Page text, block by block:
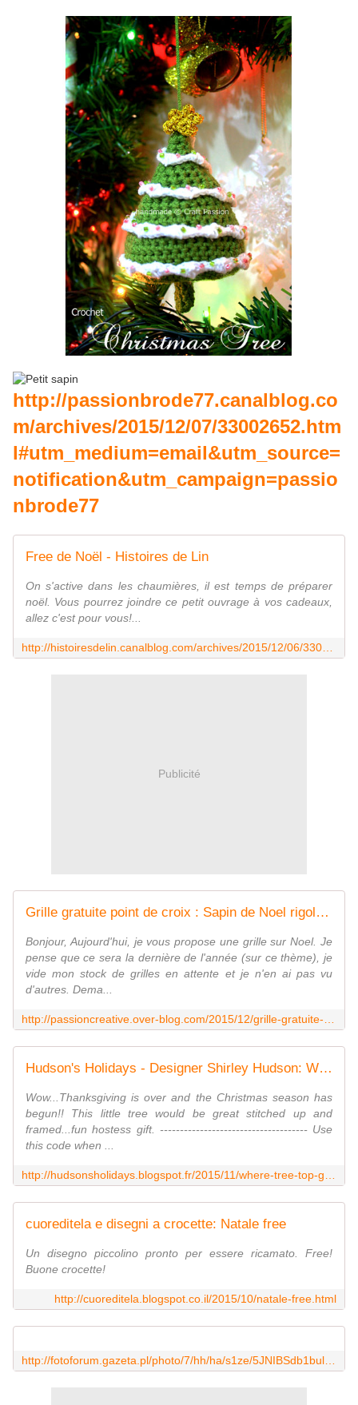
http://passionbrode77.canalblog.co
m/archives/2015/12/07/33002652.htm
l#utm_medium=email&utm_source=
notification&utm_campaign=passio
nbrode77
Free de Noël - Histoires de Lin
On s'active dans les chaumières, il est temps de préparer
noël. Vous pourrez joindre ce petit ouvrage à vos cadeaux,
allez c'est pour vous!...
Publicité
Grille gratuite point de croix : Sapin de Noel rigolo - Le blog de Isabelle
Bonjour, Aujourd'hui, je vous propose une grille sur Noel. Je
pense que ce sera la dernière de l'année (sur ce thème), je
vide mon stock de grilles en attente et je n'en ai pas vu
d'autres. Dema...
Hudson's Holidays - Designer Shirley Hudson: Where the tree top glistens....freebie
Wow...Thanksgiving is over and the Christmas season has
begun!! This little tree would be great stitched up and
framed...fun hostess gift. ------------------------------------- Use
this code when ...
cuoreditela e disegni a crocette: Natale free
Un disegno piccolino pronto per essere ricamato. Free!
Buone crocette!
http://cuoreditela.blogspot.co.il/2015/10/natale-free.html